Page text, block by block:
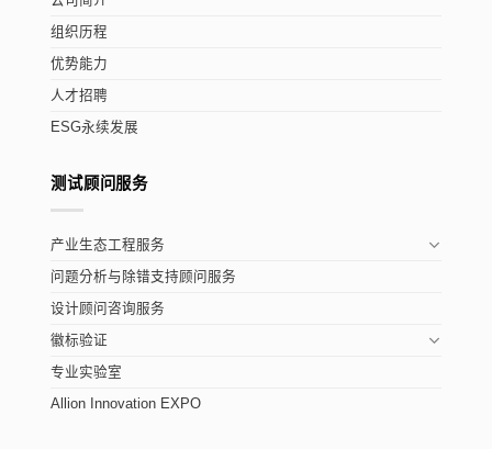
组织历程
优势能力
人才招聘
ESG永续发展
测试顾问服务
产业生态工程服务
问题分析与除错支持顾问服务
设计顾问咨询服务
徽标验证
专业实验室
Allion Innovation EXPO